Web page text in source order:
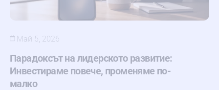
Май 5, 2026
Парадоксът на лидерското развитие:
Инвестираме повече, променяме по-
малко